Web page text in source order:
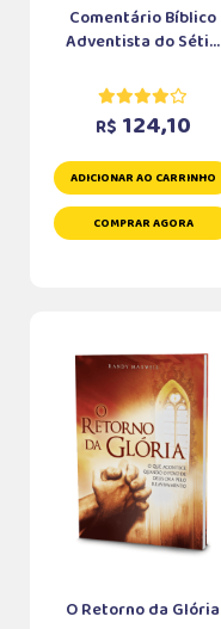
Comentário Bíblico
Adventista do Séti...
R$ 124,10
ADICIONAR AO CARRINHO
COMPRAR AGORA
O Retorno da Glória